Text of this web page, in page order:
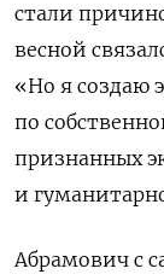
стали
весной
«Но я создаю
по
признанных
и
Абрамович с